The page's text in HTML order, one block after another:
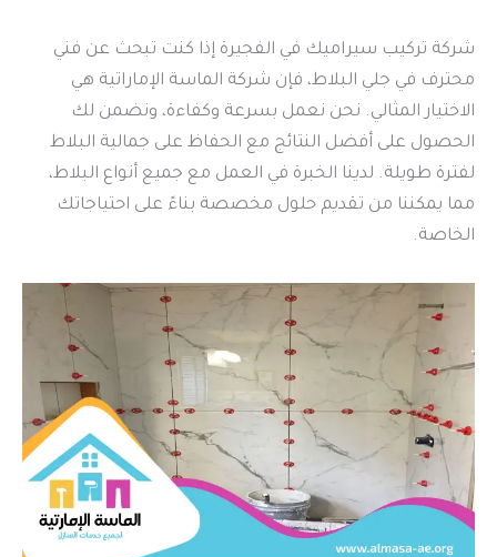
شركة تركيب سيراميك في الفجيرة إذا كنت تبحث عن فني
محترف في جلي البلاط، فإن شركة الماسة الإماراتية هي
الاختيار المثالي. نحن نعمل بسرعة وكفاءة، ونضمن لك
الحصول على أفضل النتائج مع الحفاظ على جمالية البلاط
لفترة طويلة. لدينا الخبرة في العمل مع جميع أنواع البلاط،
مما يمكننا من تقديم حلول مخصصة بناءً على احتياجاتك
الخاصة.